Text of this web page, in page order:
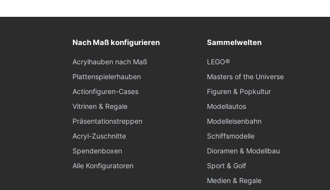
Nach Maß konfigurieren
Acrylhauben nach Maß
Plattenspielerhauben
Actionfiguren-Cases
Vitrinen & Regale
Präsentationstreppen
Acryl-Zuschnitte
Spendenboxen
Alle Konfiguratoren
Sammelwelten
LEGO®
Masters of the Universe
Figuren & Popkultur
Modellautos
Modelleisenbahn
Schiffsmodelle
Dioramen & Modellbau
Sport & Golf
Medien & Regale